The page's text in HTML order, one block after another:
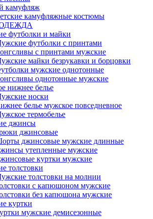
камуфляж
камуфляжные костюмы
футболки и майки
футболки с принтами
с принтами мужские
майки безрукавки и борцовки
мужские однотонные
однотонные мужские
нижнее белье
носки
белье мужское повседневное
термобелье
джинсы
джинсовые
джинсовые мужские длинные
утепленные мужские
куртки мужские
толстовки
толстовки на молнии
с капюшоном мужские
без капюшона мужские
куртки
мужские демисезонные